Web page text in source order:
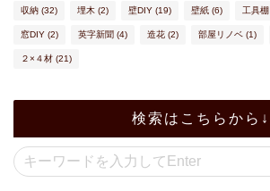
収納 (32) 埋木 (2) 壁DIY (19) 壁紙 (6) 工具棚
窓DIY (2) 英字新聞 (4) 造花 (2) 部屋リノベ (1)
２×４材 (21)
検索はこちらから↓